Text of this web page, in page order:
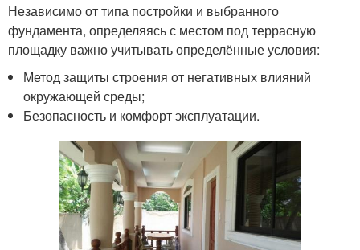
Независимо от типа постройки и выбранного
фундамента, определяясь с местом под террасную
площадку важно учитывать определённые условия:
Метод защиты строения от негативных влияний
окружающей среды;
Безопасность и комфорт эксплуатации.